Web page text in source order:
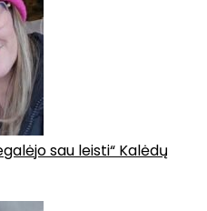
sau leisti“ Kalėdų